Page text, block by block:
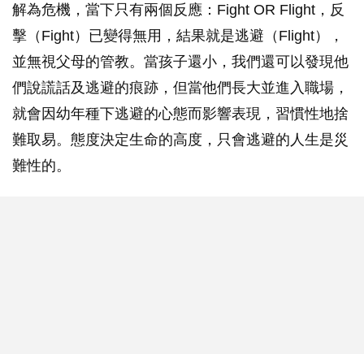
解為危機，當下只有兩個反應：Fight OR Flight，反
擊（Fight）已變得無用，結果就是逃避（Flight），
並無視父母的管教。當孩子還小，我們還可以發現他
們說謊話及逃避的痕跡，但當他們長大並進入職場，
就會因幼年種下逃避的心態而影響表現，習慣性地捨
難取易。態度決定生命的高度，只會逃避的人生是災
難性的。